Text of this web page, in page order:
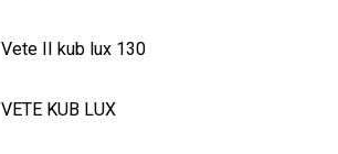
Vete II kub lux 130
VETE KUB LUX